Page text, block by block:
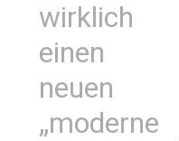
wirklich
einen
neuen
„moderne